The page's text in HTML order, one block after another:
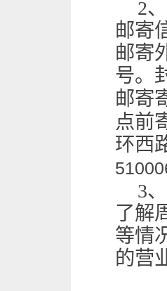
2
邮寄
邮寄
号。
邮寄
点前
环西
3
了解
等情
的营